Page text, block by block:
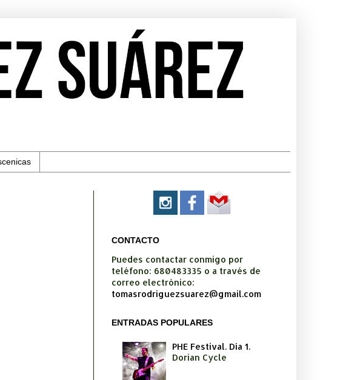
CONTACTO
Puedes contactar conmigo por
teléfono: 680483335 o a través de
correo electrónico:
tomasrodriguezsuarez@gmail.com
ENTRADAS POPULARES
PHE Festival. Día 1.
Dorian Cycle